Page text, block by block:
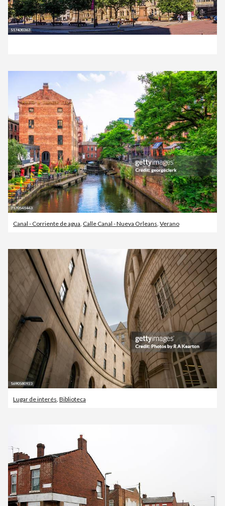
Canal - Corriente de agua, Calle Canal - Nueva Orleans, Verano
Lugar de interés, Biblioteca